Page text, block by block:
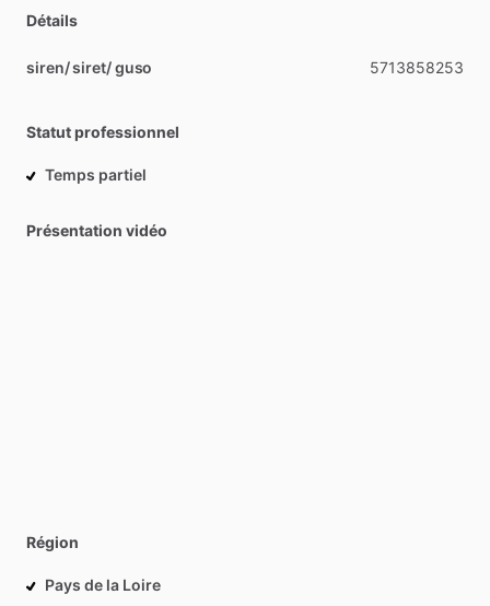
Détails
siren/ siret/ guso 5713858253
Statut professionnel
Temps partiel
Présentation vidéo
Région
Pays de la Loire